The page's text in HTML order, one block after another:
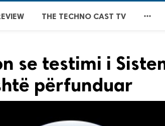
THE TECHNO CAST TV 
se testimi i
përfunduar